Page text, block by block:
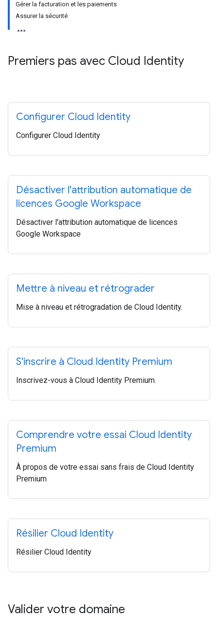
Gérer la facturation et les paiements
Assurer la sécurité
Premiers pas avec Cloud Identity
Configurer Cloud Identity
Configurer Cloud Identity
Désactiver l'attribution automatique de
licences Google Workspace
Désactiver l'attribution automatique de licences
Google Workspace
Mettre à niveau et rétrograder
Mise à niveau et rétrogradation de Cloud Identity.
S'inscrire à Cloud Identity Premium
Inscrivez-vous à Cloud Identity Premium.
Comprendre votre essai Cloud Identity
Premium
À propos de votre essai sans frais de Cloud Identity
Premium
Résilier Cloud Identity
Résilier Cloud Identity
Valider votre domaine